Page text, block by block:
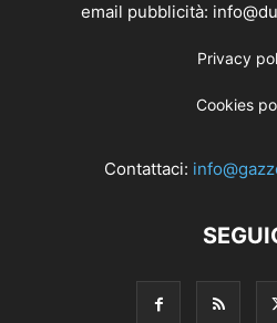
email pubblicità:
Privacy
Cookies
Contattaci: